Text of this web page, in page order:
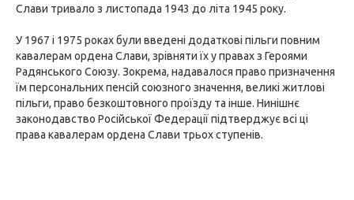
Слави тривало з листопада 1943 до літа 1945 року.
У 1967 і 1975 роках були введені додаткові пільги повним
кавалерам ордена Слави, зрівняти їх у правах з Героями
Радянського Союзу. Зокрема, надавалося право призначення
їм персональних пенсій союзного значення, великі житлові
пільги, право безкоштовного проїзду та інше. Нинішнє
законодавство Російської Федерації підтверджує всі ці
права кавалерам ордена Слави трьох ступенів.